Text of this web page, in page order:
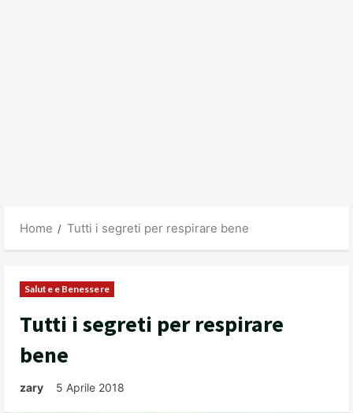
Home Tutti i segreti per respirare bene
Salute e Benessere
Tutti i segreti per respirare
bene
zary 5 Aprile 2018